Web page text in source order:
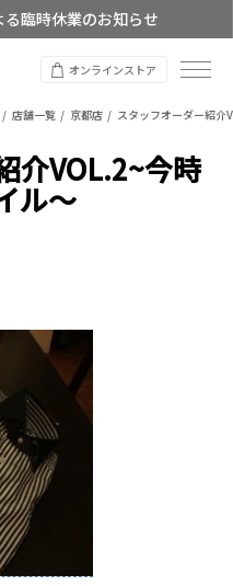
る臨時休業のお知らせ
スオーダースーツ
オンラインストア
店舗一覧 京都店 スタッフオーダー紹介
介VOL.2~今時
ル～